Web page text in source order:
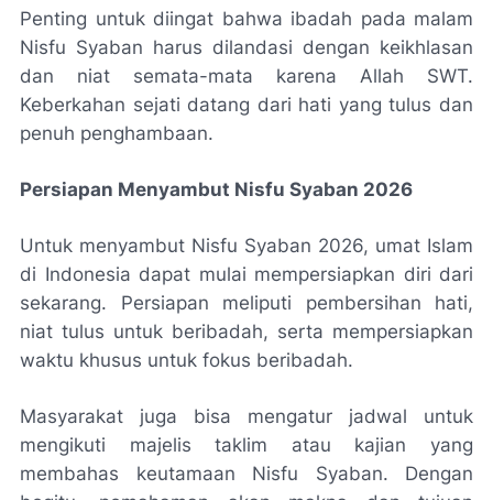
Penting untuk diingat bahwa ibadah pada malam
Nisfu Syaban harus dilandasi dengan keikhlasan
dan niat semata-mata karena Allah SWT.
Keberkahan sejati datang dari hati yang tulus dan
penuh penghambaan.
Persiapan Menyambut Nisfu Syaban 2026
Untuk menyambut Nisfu Syaban 2026, umat Islam
di Indonesia dapat mulai mempersiapkan diri dari
sekarang. Persiapan meliputi pembersihan hati,
niat tulus untuk beribadah, serta mempersiapkan
waktu khusus untuk fokus beribadah.
Masyarakat juga bisa mengatur jadwal untuk
mengikuti majelis taklim atau kajian yang
membahas keutamaan Nisfu Syaban. Dengan